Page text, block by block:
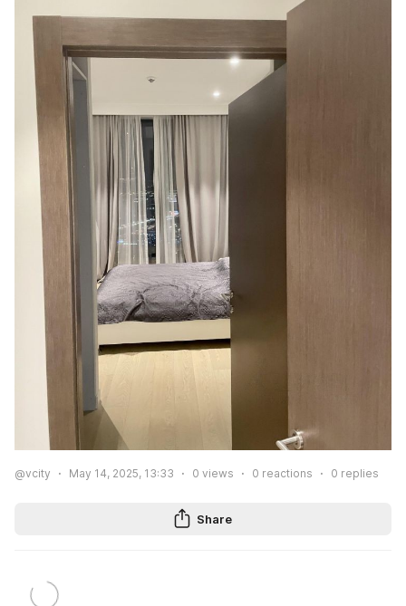
@vcity May 14, 2025, 13:33 0 views 0 reactions 0 replies
Share